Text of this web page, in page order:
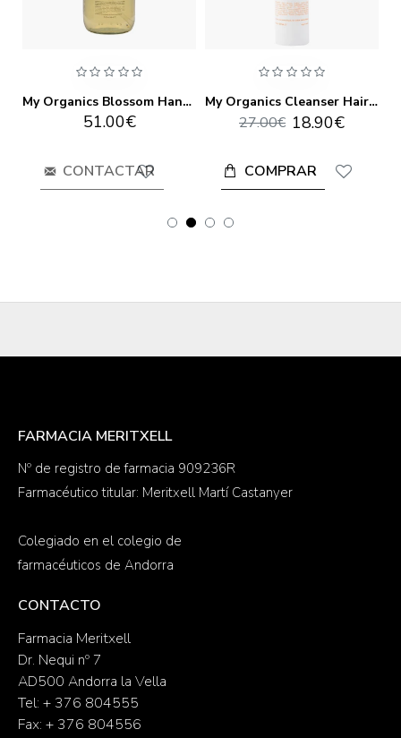
My Organics Blossom Hand Soap 1000ml
51.00€
CONTACTAR
My Organics Cleanser Hair And Body 250ml
18.90€
27.00€
COMPRAR
FARMACIA MERITXELL
Nº de registro de farmacia 909236R
Farmacéutico titular: Meritxell Martí Castanyer
Colegiado en el colegio de
farmacéuticos de Andorra
CONTACTO
Farmacia Meritxell
Dr. Nequi nº 7
AD500 Andorra la Vella
Tel: + 376 804555
Fax: + 376 804556